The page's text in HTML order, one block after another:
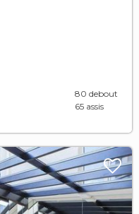
80 debout
65 assis